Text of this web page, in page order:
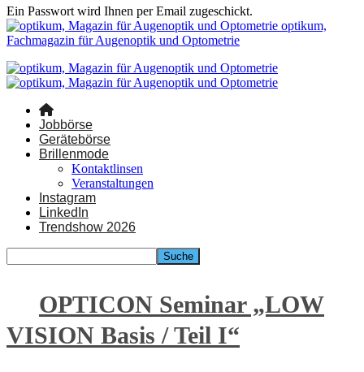
Ein Passwort wird Ihnen per Email zugeschickt.
optikum,
Fachmagazin für Augenoptik und Optometrie
Jobbörse
Gerätebörse
Brillenmode
Kontaktlinsen
Veranstaltungen
Instagram
LinkedIn
Trendshow 2026
OPTICON Seminar „LOW
VISION Basis / Teil I“